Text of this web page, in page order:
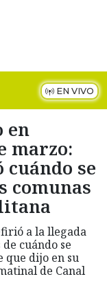
EN VIVO
en
marzo:
se
comunas
a la llegada
cuándo se
que dijo en su
de Canal